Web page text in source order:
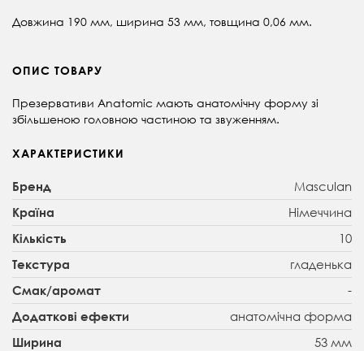
Довжина 190 мм, ширина 53 мм, товщина 0,06 мм.
ОПИС ТОВАРУ
Презервативи Anatomic мають анатомічну форму зі
збільшеною головною частиною та звуженням.
ХАРАКТЕРИСТИКИ
Бренд Masculan
Країна Німеччина
Кількість 10
Текстура гладенька
Смак/аромат -
Додаткові ефекти анатомічна форма
Ширина 53 мм